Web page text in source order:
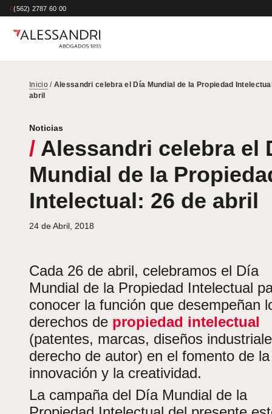
/ (562) 2787 60 00
Inicio/ Alessandri celebra el Día Mundial de la Propiedad
abril
Noticias
/ Alessandri celebra el
Mundial de la
Intelectual: 26 de abril
24 de Abril, 2018
Cada 26 de abril, celebramos el Día
Mundial de la Propiedad Intelectual
conocer la función que desempeñan
derechos de propiedad intelectual
(patentes, marcas, diseños
derecho de autor) en el fomento de la
innovación y la creatividad.
La campaña del Día Mundial de la